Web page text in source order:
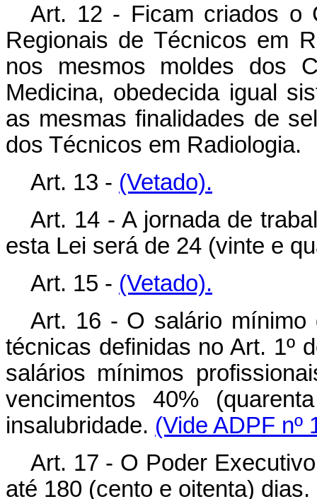
Art. 12 - Ficam criados o
Regionais de Técnicos em
nos mesmos moldes dos
Medicina, obedecida igual
as mesmas finalidades de
dos Técnicos em Radiologia.
Art. 13 - (Vetado).
Art. 14 - A jornada de
esta Lei será de 24 (vinte e
Art. 15 - (Vetado).
Art. 16 - O salário mínimo
técnicas definidas no Art. 1º
salários mínimos
vencimentos 40%
insalubridade. (Vide ADPF nº
Art. 17 - O Poder
até 180 (cento e oitenta) dias.